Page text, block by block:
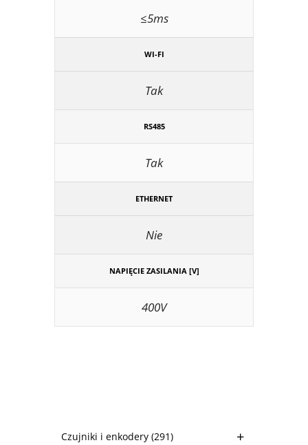
Czujniki i enkodery (291)
≤5ms
WI-FI
Tak
RS485
Tak
ETHERNET
Nie
NAPIĘCIE ZASILANIA [V]
400V